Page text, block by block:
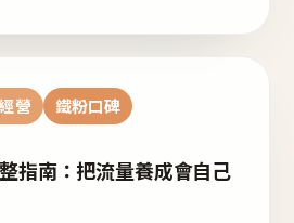
營 鐵粉口碑
指南：把流量養成會自己